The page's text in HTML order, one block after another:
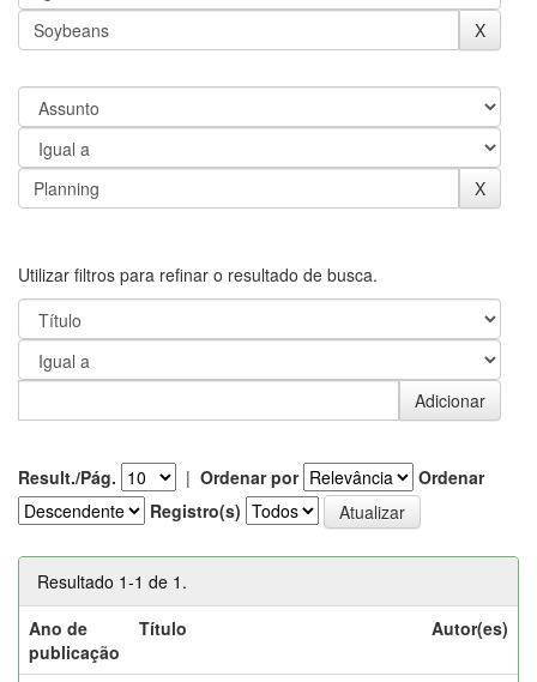
Utilizar filtros para refinar o resultado de busca.
Result./Pág. | Ordenar por
Ordenar
Registro(s)
Resultado 1-1 de 1.
Ano de
publicação
Título Autor(es)